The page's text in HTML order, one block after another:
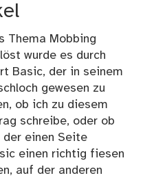
Thema Mobbing
wurde es durch
Basic, der in seinem
gewesen zu
ob ich zu diesem
schreibe, oder ob
der einen Seite
einen richtig fiesen
auf der anderen